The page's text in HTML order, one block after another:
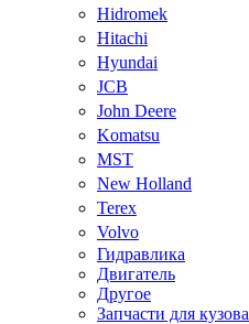
Hidromek
Hitachi
Hyundai
JCB
John Deere
Komatsu
MST
New Holland
Terex
Volvo
Гидравлика
Двигатель
Другое
Запчасти для кузова